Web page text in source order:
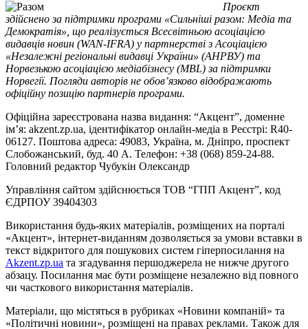
Проєкт
здійснено за підтримки програми «Сильніші разом: Медіа та
Демократія», що реалізується Всесвітньою асоціацією
видавців новин (WAN-IFRA) у партнерстві з Асоціацією
«Незалежні регіональні видавці України» (АНРВУ) та
Норвезькою асоціацією медіабізнесу (MBL) за підтримки
Норвегії. Погляди авторів не обов’язково відображають
офіційну позицію партнерів програми.
Офіційна зареєстрована назва видання: “Акцент”, доменне
ім’я: akzent.zp.ua, ідентифікатор онлайн-медіа в Реєстрі: R40-
06127. Поштова адреса: 49083, Україна, м. Дніпро, проспект
Слобожанський, буд. 40 А. Телефон: +38 (068) 859-24-88.
Головний редактор Чубукін Олександр
Управління сайтом здійснюється ТОВ “ГПП Акцент”, код
ЄДРПОУ 39404303
Використання будь-яких матеріалів, розміщених на порталі
«Акцент», інтернет-виданням дозволяється за умови вставки в
текст відкритого для пошукових систем гіперпосилання на
Akzent.zp.ua та згадування першоджерела не нижче другого
абзацу. Посилання має бути розміщене незалежно від повного
чи часткового використання матеріалів.
Матеріали, що містяться в рубриках «Новини компаній» та
«Політичні новини», розміщені на правах реклами. Також для